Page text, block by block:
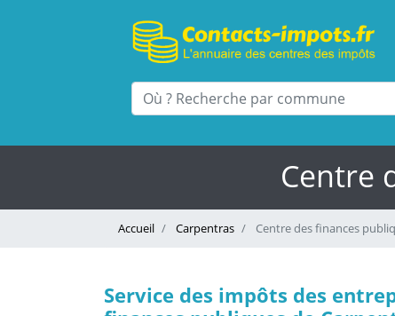
Centre
Accueil Carpentras Centre des finances
Service des impôts des